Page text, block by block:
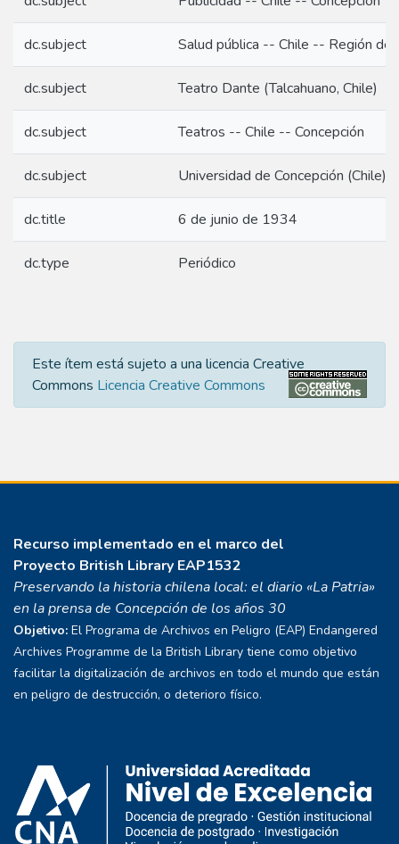
dc.subject Salud pública -- Chile -- Región
dc.subject Teatro Dante (Talcahuano, Chile)
dc.subject Teatros -- Chile -- Concepción
dc.subject Universidad de Concepción
dc.title 6 de junio de 1934
dc.type Periódico
Este ítem está sujeto a una licencia Creative
Commons Licencia Creative Commons
Recurso implementado en el marco del
Proyecto British Library EAP1532
Preservando la historia chilena local: el diario «La Patria»
en la prensa de Concepción de los años 30
Objetivo: El Programa de Archivos en Peligro (EAP) Endangered
Archives Programme de la British Library tiene como objetivo
facilitar la digitalización de archivos en todo el mundo que están
en peligro de destrucción, o deterioro físico.